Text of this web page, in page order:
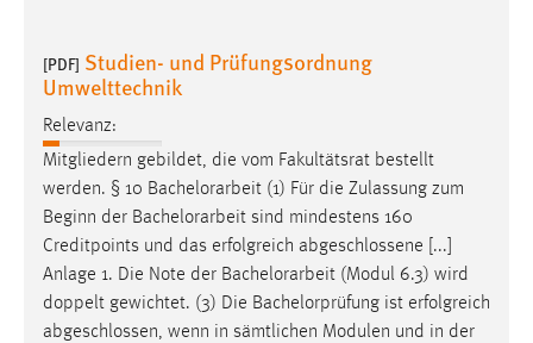
[PDF] Studien- und Prüfungsordnung
Umwelttechnik
Relevanz:
Mitgliedern gebildet, die vom Fakultätsrat bestellt
werden. § 10 Bachelorarbeit (1) Für die Zulassung zum
Beginn der Bachelorarbeit sind mindestens 160
Creditpoints und das erfolgreich abgeschlossene [...]
Anlage 1. Die Note der Bachelorarbeit (Modul 6.3) wird
doppelt gewichtet. (3) Die Bachelorprüfung ist erfolgreich
abgeschlossen, wenn in sämtlichen Modulen und in der